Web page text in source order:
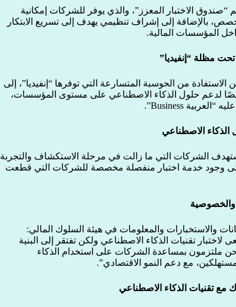
الاختبار المعزز”، والذي يوفر للشركات إمكانية
بالإضافة إلى إشراف تنظيمي يهدف إلى تسريع الابتكار
المؤسسات المالية.
مظلة “إنفيديا”
من الحوسبة المتسارعة التي توفرها “إنفيديا”، إلى
لدعم حلول الذكاء الاصطناعي على مستوى المؤسسات،
الاصطناعي
الشركات التي ما زالت في مرحلة الاستكشاف والتجربة
إلى وجود خدمة اختبار منفصلة مخصصة للشركات التي قطعت
والخصوصية
والاستخبارات والمعلومات في هيئة السلوك المالي:
تقنيات الذكاء الاصطناعي ولكن تفتقر إلى البنية
ملتزمون بمساعدة الشركات على استخدام الذكاء
مع دعم النمو الاقتصادي”.
تقنيات الذكاء الاصطناعي